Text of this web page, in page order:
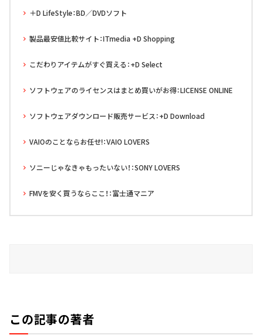
＋D LifeStyle：BD／DVDソフト
製品最安値比較サイト：ITmedia +D Shopping
こだわりアイテムがすぐ買える：+D Select
ソフトウェアのライセンスはまとめ買いがお得：LICENSE ONLINE
ソフトウェアダウンロード販売サービス：+D Download
VAIOのことならお任せ!：VAIO LOVERS
ソニーじゃなきゃもったいない！：SONY LOVERS
FMVを安く買うならここ！：富士通マニア
この記事の著者